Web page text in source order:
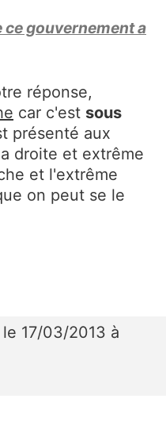
ce gouvernement a
réponse,
car c'est sous
présenté aux
droite et extrême
et l'extrême
on peut se le
le 17/03/2013 à